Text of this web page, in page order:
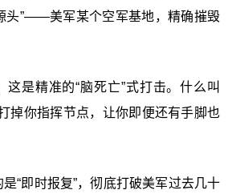
头”——美军某个空军基地，精确摧毁
这是精准的“脑死亡”式打击。什么叫
掉你指挥节点，让你即便还有手脚也
“即时报复”，彻底打破美军过去几十